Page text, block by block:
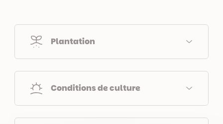
Plantation
Conditions de culture